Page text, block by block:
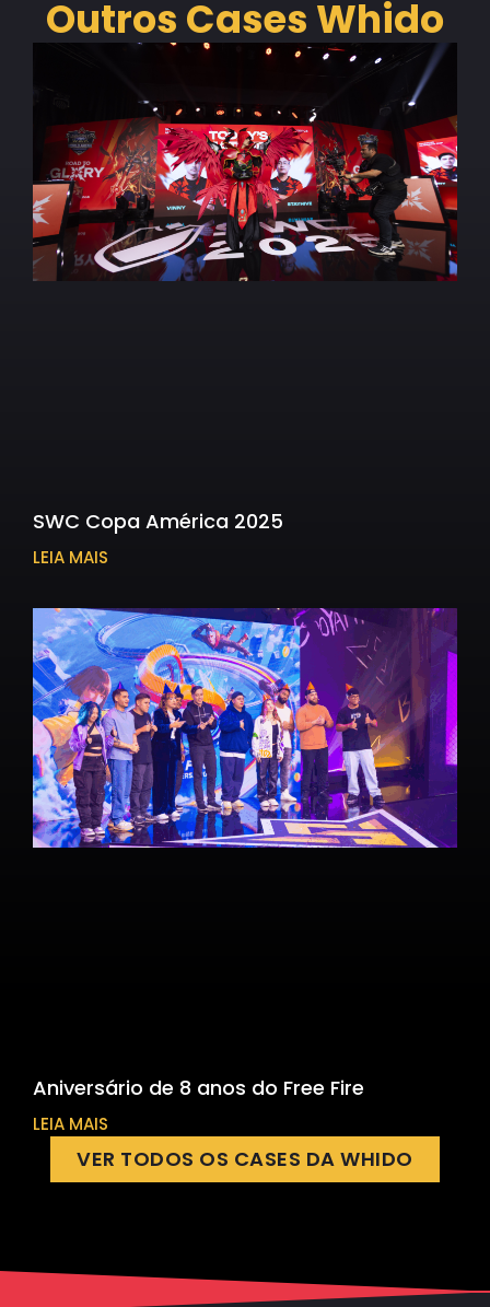
Outros Cases Whido
SWC Copa América 2025
LEIA MAIS
Aniversário de 8 anos do Free Fire
LEIA MAIS
VER TODOS OS CASES DA WHIDO